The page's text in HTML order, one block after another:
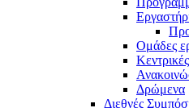
Ομάδες
Δρώμενα
Διεθνές